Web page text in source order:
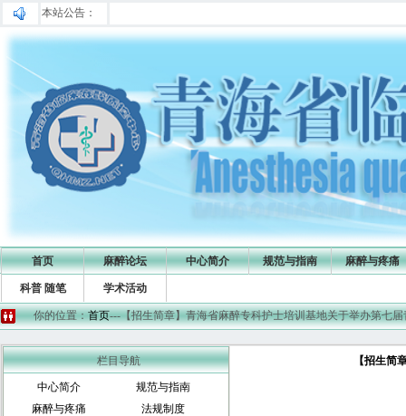
本站公告：
首页 麻醉论坛 中心简介 规范与指南 麻醉与疼痛
科普 随笔 学术活动
你的位置：首页---【招生简章】青海省麻醉专科护士培训基地关于举办第七
栏目导航
中心简介
规范与指南
麻醉与疼痛
法规制度
【招生简